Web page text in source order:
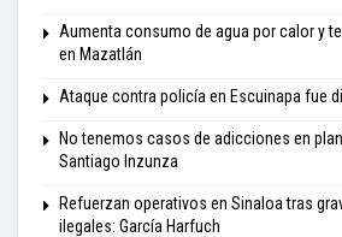
Aumenta consumo de agua por calor y
en Mazatlán
Ataque contra policía en Escuinapa fue
No tenemos casos de adicciones en
Santiago Inzunza
Refuerzan operativos en Sinaloa tras
ilegales: García Harfuch